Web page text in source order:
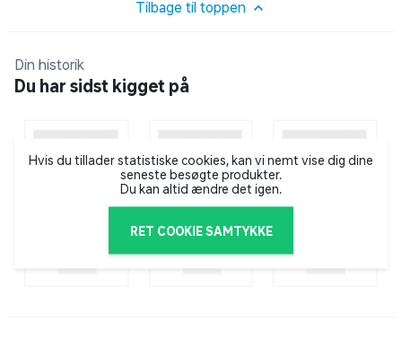
Fremstillet i aluminium
Inkl. spritbrænder
Gribetang til håndtering
Kompakt design med transportstrop
Egnet til camping og udendørs madlavning
Tilbage til toppen
Din historik
Du har sidst kigget på
Hvis du tillader statistiske cookies, kan vi nemt vise dig dine
seneste besøgte produkter.
Du kan altid ændre det igen.
RET COOKIE SAMTYKKE